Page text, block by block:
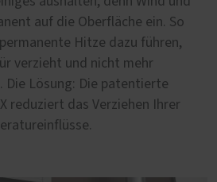
auf die Oberfläche ein. So
Hitze dazu führen,
verzieht und nicht mehr
Die Lösung: Die patentierte
reduziert das Verziehen Ihrer